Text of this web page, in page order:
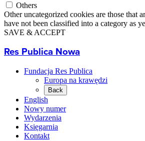
Others
Other uncategorized cookies are those that
have not been classified into a category as
SAVE & ACCEPT
Res Publica Nowa
Fundacja Res Publica
Europa na krawędzi
Back
English
Nowy numer
Wydarzenia
Księgarnia
Kontakt